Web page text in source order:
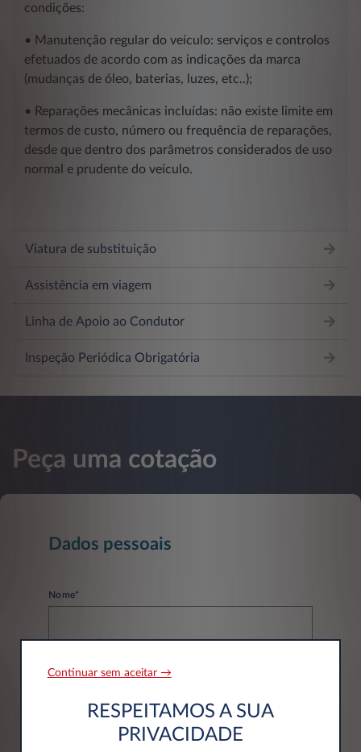
condições:
• Manutenção regular do veículo: serviços e controlos
efetuados de acordo com as indicações da marca
(mudanças de óleo, baterias, luzes, etc..);
• Reparações mecânicas incluídas: não existe limite em
termos de custo, número ou frequência de reparações,
desde que dentro dos parâmetros considerados de uso
normal e prudente do veículo.
Viatura de substituição
Assistência em viagem
Linha de Apoio ao Condutor
Inspeção Periódica Obrigatória
Peça uma cotação
Dados pessoais
Nome*
Continuar sem aceitar →
RESPEITAMOS A SUA
PRIVACIDADE